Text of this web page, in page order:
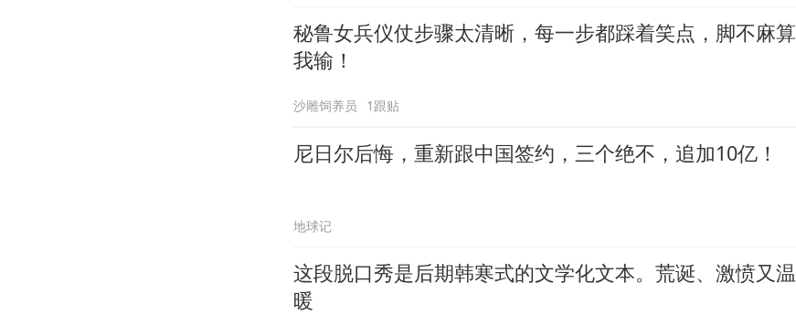
秘鲁女兵仪仗步骤太清晰，每一步都踩着笑点，脚不麻算
我输！
沙雕饲养员 1跟贴
尼日尔后悔，重新跟中国签约，三个绝不，追加10亿！
地球记
这段脱口秀是后期韩寒式的文学化文本。荒诞、激愤又温
暖